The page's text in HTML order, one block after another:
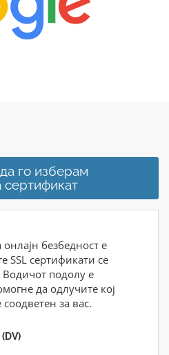
го изберам
сертификат
безбедност е
SSL сертификати се
подолу е
да одлучите кој
за вас.